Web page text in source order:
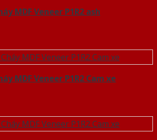
MDF Veneer P1R2 ash
MDF Veneer P1R2 Cam xe